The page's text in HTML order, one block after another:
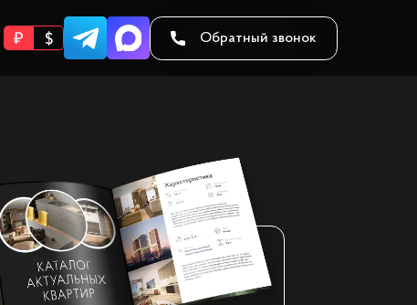
Обратный звонок